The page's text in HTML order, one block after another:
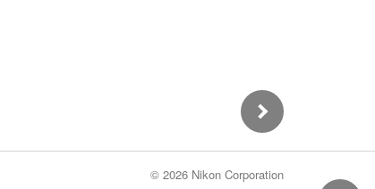
© 2026 Nikon Corporation